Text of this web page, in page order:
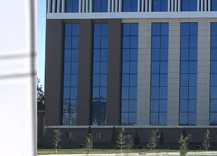
Предприятие
Территориальных
Электрических
сетей"